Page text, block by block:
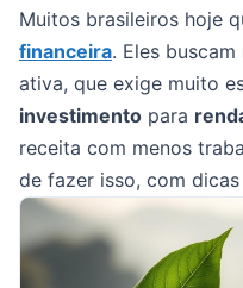
Muitos brasileiros hoje
financeira. Eles buscam
ativa, que exige muito
investimento para
receita com menos
de fazer isso, com